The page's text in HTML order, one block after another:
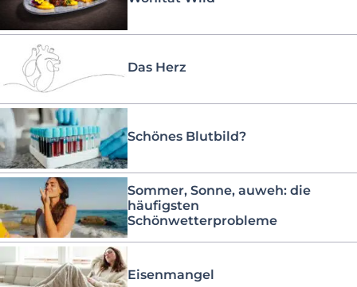
Das Herz
Schönes Blutbild?
Sommer, Sonne, auweh: die
häufigsten
Schönwetterprobleme
Eisenmangel